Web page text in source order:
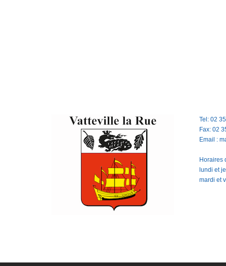
Tel: 02
Fax: 02
Email :
Horaires
lundi et
mardi et